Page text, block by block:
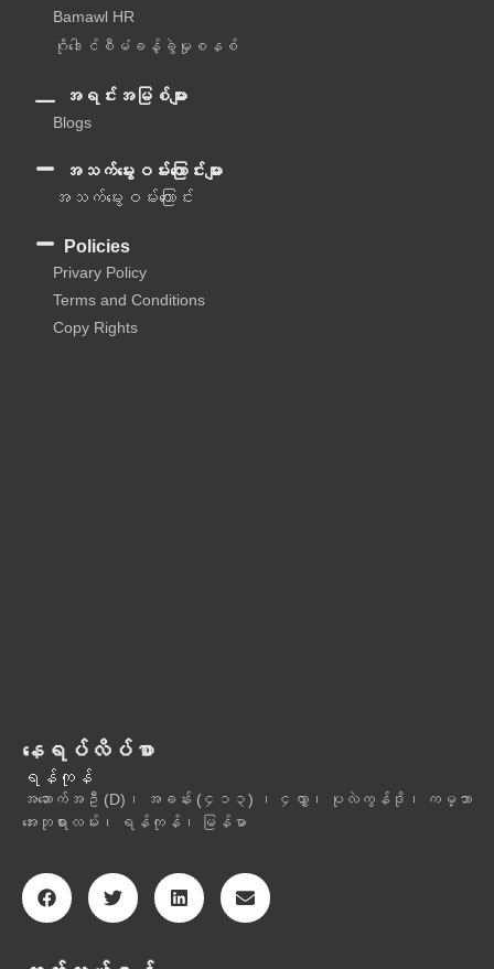
Bamawl HR
ဂိုဒေါင်စီမံခန့်ခွဲမှုစနစ်
အရင်းအမြစ်များ
Blogs
အသက်မွေးဝမ်းကြောင်းများ
အသက်မွေးဝမ်းကြောင်း
Policies
Privary Policy
Terms and Conditions
Copy Rights
နေရပ်လိပ်စာ
ရန်ကုန်
အဆောက်အဦ (D)၊ အခန်း (၄၁၃) ၊ ၄လွှာ၊ ပုလဲကွန်ဒို၊ ကမ္ဘာ
အေးဘုရားလမ်း၊ ရန်ကုန်၊ မြန်မာ